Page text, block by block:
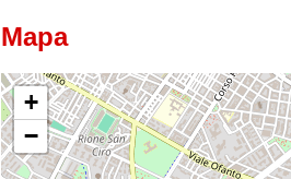
Mapa
+
−